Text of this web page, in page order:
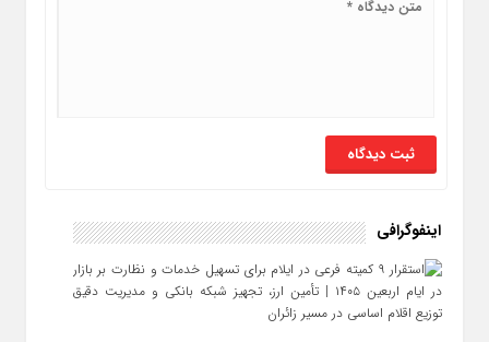
اینفوگرافی